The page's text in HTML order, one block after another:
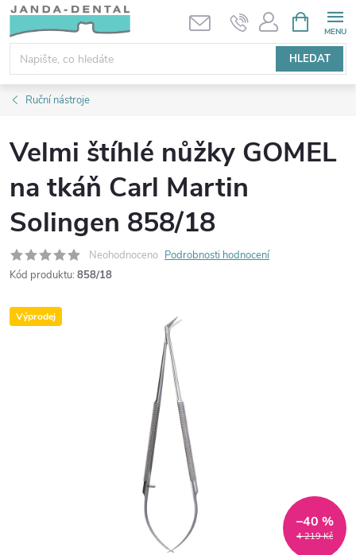
Přejít
obsah
HLEDAT
NÁKUPNÍ
KOŠÍK
Ruční nástroje
Velmi štíhlé nůžky GOMEL
na tkáň Carl Martin
Solingen 858/18
Neohodnoceno Podrobnosti hodnocení
Kód produktu: 858/18
Výprodej
4 219 Kč
–40 %